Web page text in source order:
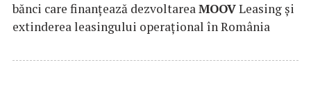
bănci care finanțează dezvoltareaMOOVLeasing și
extinderea leasingului operațional în România